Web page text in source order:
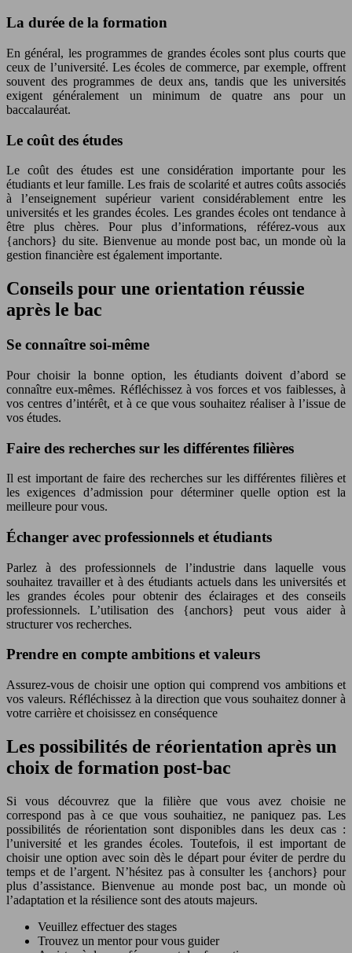
La durée de la formation
En général, les programmes de grandes écoles sont plus courts que
ceux de l’université. Les écoles de commerce, par exemple, offrent
souvent des programmes de deux ans, tandis que les universités
exigent généralement un minimum de quatre ans pour un
baccalauréat.
Le coût des études
Le coût des études est une considération importante pour les
étudiants et leur famille. Les frais de scolarité et autres coûts associés
à l’enseignement supérieur varient considérablement entre les
universités et les grandes écoles. Les grandes écoles ont tendance à
être plus chères. Pour plus d’informations, référez-vous aux
{anchors} du site. Bienvenue au monde post bac, un monde où la
gestion financière est également importante.
Conseils pour une orientation réussie
après le bac
Se connaître soi-même
Pour choisir la bonne option, les étudiants doivent d’abord se
connaître eux-mêmes. Réfléchissez à vos forces et vos faiblesses, à
vos centres d’intérêt, et à ce que vous souhaitez réaliser à l’issue de
vos études.
Faire des recherches sur les différentes filières
Il est important de faire des recherches sur les différentes filières et
les exigences d’admission pour déterminer quelle option est la
meilleure pour vous.
Échanger avec professionnels et étudiants
Parlez à des professionnels de l’industrie dans laquelle vous
souhaitez travailler et à des étudiants actuels dans les universités et
les grandes écoles pour obtenir des éclairages et des conseils
professionnels. L’utilisation des {anchors} peut vous aider à
structurer vos recherches.
Prendre en compte ambitions et valeurs
Assurez-vous de choisir une option qui comprend vos ambitions et
vos valeurs. Réfléchissez à la direction que vous souhaitez donner à
votre carrière et choisissez en conséquence
Les possibilités de réorientation après un
choix de formation post-bac
Si vous découvrez que la filière que vous avez choisie ne
correspond pas à ce que vous souhaitiez, ne paniquez pas. Les
possibilités de réorientation sont disponibles dans les deux cas :
l’université et les grandes écoles. Toutefois, il est important de
choisir une option avec soin dès le départ pour éviter de perdre du
temps et de l’argent. N’hésitez pas à consulter les {anchors} pour
plus d’assistance. Bienvenue au monde post bac, un monde où
l’adaptation et la résilience sont des atouts majeurs.
Veuillez effectuer des stages
Trouvez un mentor pour vous guider